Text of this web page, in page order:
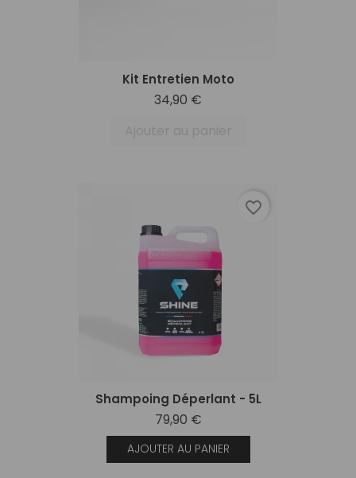
Kit Entretien Moto
34,90 €
Shampoing Déperlant - 5L
79,90 €
AJOUTER AU PANIER
favorite_border